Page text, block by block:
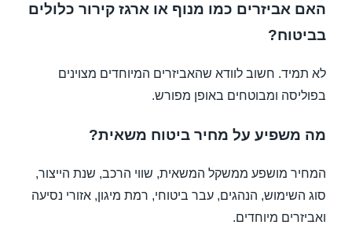
האם אביזרים כמו מנוף או ארגז קירור כלולים
בביטוח?
לא תמיד. חשוב לוודא שהאביזרים המיוחדים מצוינים
בפוליסה ומבוטחים באופן מפורש.
מה משפיע על מחיר ביטוח משאית?
המחיר מושפע ממשקל המשאית, שווי הרכב, שנת הייצור,
סוג השימוש, הנהגים, עבר ביטוחי, רמת מיגון, אזורי נסיעה
ואביזרים מיוחדים.